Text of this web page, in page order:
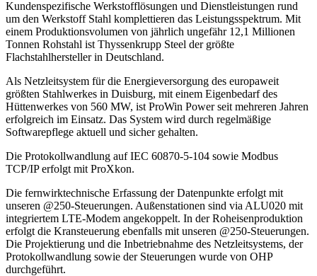
Kundenspezifische Werkstofflösungen und Dienstleistungen rund
um den Werkstoff Stahl komplettieren das Leistungsspektrum. Mit
einem Produktionsvolumen von jährlich ungefähr 12,1 Millionen
Tonnen Rohstahl ist Thyssenkrupp Steel der größte
Flachstahlhersteller in Deutschland.
Als Netzleitsystem für die Energieversorgung des europaweit
größten Stahlwerkes in Duisburg, mit einem Eigenbedarf des
Hüttenwerkes von 560 MW, ist ProWin Power seit mehreren Jahren
erfolgreich im Einsatz. Das System wird durch regelmäßige
Softwarepflege aktuell und sicher gehalten.
Die Protokollwandlung auf IEC 60870-5-104 sowie Modbus
TCP/IP erfolgt mit ProXkon.
Die fernwirktechnische Erfassung der Datenpunkte erfolgt mit
unseren @250-Steuerungen. Außenstationen sind via ALU020 mit
integriertem LTE-Modem angekoppelt. In der Roheisenproduktion
erfolgt die Kransteuerung ebenfalls mit unseren @250-Steuerungen.
Die Projektierung und die Inbetriebnahme des Netzleitsystems, der
Protokollwandlung sowie der Steuerungen wurde von OHP
durchgeführt.